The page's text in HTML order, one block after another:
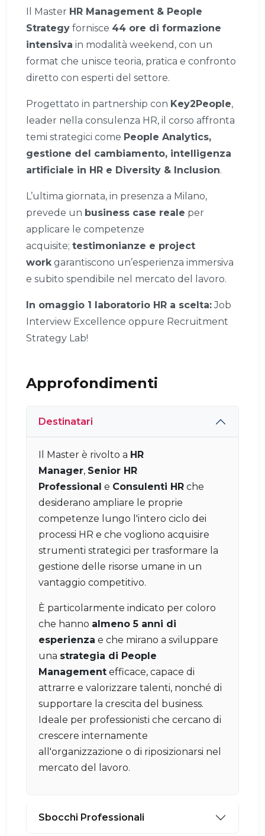
Il Master HR Management & People
Strategy fornisce 44 ore di formazione
intensiva in modalità weekend, con un
format che unisce teoria, pratica e confronto
diretto con esperti del settore.
Progettato in partnership con Key2People,
leader nella consulenza HR, il corso affronta
temi strategici come People Analytics,
gestione del cambiamento, intelligenza
artificiale in HR e Diversity & Inclusion.
L’ultima giornata, in presenza a Milano,
prevede un business case reale per
applicare le competenze
acquisite; testimonianze e project
workgarantiscono un’esperienza immersiva
e subito spendibile nel mercato del lavoro.
In omaggio 1 laboratorio HR a scelta:Job
Interview Excellence oppure Recruitment
Strategy Lab!
Approfondimenti
Destinatari
Il Master è rivolto a HR
Manager, Senior HR
Professional e Consulenti HR che
desiderano ampliare le proprie
competenze lungo l'intero ciclo dei
processi HR e che vogliono acquisire
strumenti strategici per trasformare la
gestione delle risorse umane in un
vantaggio competitivo.
È particolarmente indicato per coloro
che hanno almeno 5 anni di
esperienza e che mirano a sviluppare
una strategia di People
Management efficace, capace di
attrarre e valorizzare talenti, nonché di
supportare la crescita del business.
Ideale per professionisti che cercano di
crescere internamente
all'organizzazione o di riposizionarsi nel
mercato del lavoro.
Sbocchi Professionali